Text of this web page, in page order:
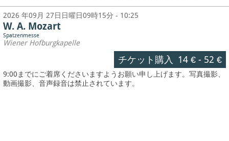
2026 年09月 27日日曜日09時15分 - 10:25
W. A. Mozart
Spatzenmesse
Wiener Hofburgkapelle
チケット購入 14 €- 52 €
9:00までにご着席くださいますようお願い申し上げます。写真撮影、
動画撮影、音声録音は禁止されています。